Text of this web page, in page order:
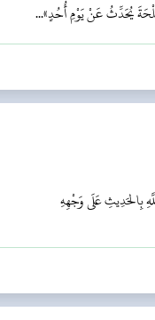
يُحَدِّثُ عَنْ يَوْمِ أُحُدٍ»...
بِالحَدِيثِ عَلَى وَجْهِهِ